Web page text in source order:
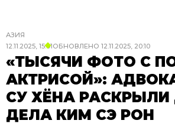
АЗИЯ
12.11.2025, 15:01ОБНОВЛЕНО 12.11.2025, 20:10
«ТЫСЯЧИ ФОТО С
АКТРИСОЙ»:
СУ ХЁНА РАСКРЫЛИ
ДЕЛА КИМ СЭ РОН